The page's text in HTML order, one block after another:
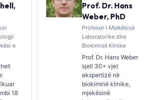
e
18
Prof. Dr. Hans
Weber, PhD
Profesor i Mjekësisë
Laboratorike dhe
Biokimisë Klinike
Prof. Dr. Hans Weber
sjell 30+ vjet
ekspertizë në
biokiminë klinike,
mjekësinë